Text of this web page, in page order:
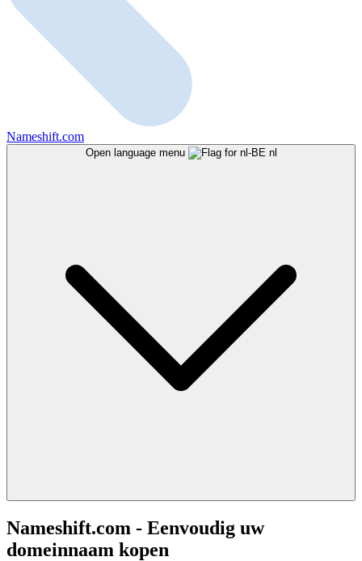
Nameshift.com
Open language menu nl
Nameshift.com - Eenvoudig uw
domeinnaam kopen